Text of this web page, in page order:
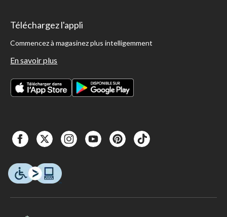
Téléchargez l'appli
Commencez à magasinez plus intelligemment
En savoir plus